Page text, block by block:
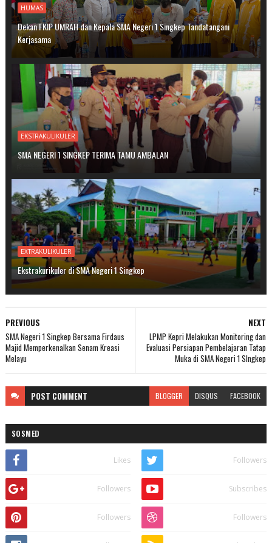
HUMAS
Dekan FKIP UMRAH dan Kepala SMA Negeri 1 Singkep Tandatangani
Kerjasama
EKSTRAKULIKULER
SMA NEGERI 1 SINGKEP TERIMA TAMU AMBALAN
EXTRAKULIKULER
Ekstrakurikuler di SMA Negeri 1 Singkep
NEXT
LPMP Kepri Melakukan Monitoring dan
Evaluasi Persiapan Pembelajaran Tatap
Muka di SMA Negeri 1 SIngkep
PREVIOUS
SMA Negeri 1 Singkep Bersama Firdaus
Majid Memperkenalkan Senam Kreasi
Melayu
POST COMMENT BLOGGER DISQUS FACEBOOK
SOSMED
Likes Followers
Followers Subscribes
Followers Followers